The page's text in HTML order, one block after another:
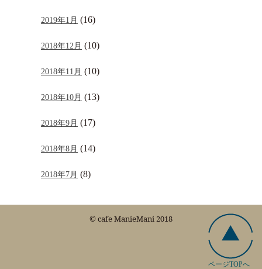
2019年1月 (16)
2018年12月 (10)
2018年11月 (10)
2018年10月 (13)
2018年9月 (17)
2018年8月 (14)
2018年7月 (8)
ページTOPへ
© cafe ManieMani 2018